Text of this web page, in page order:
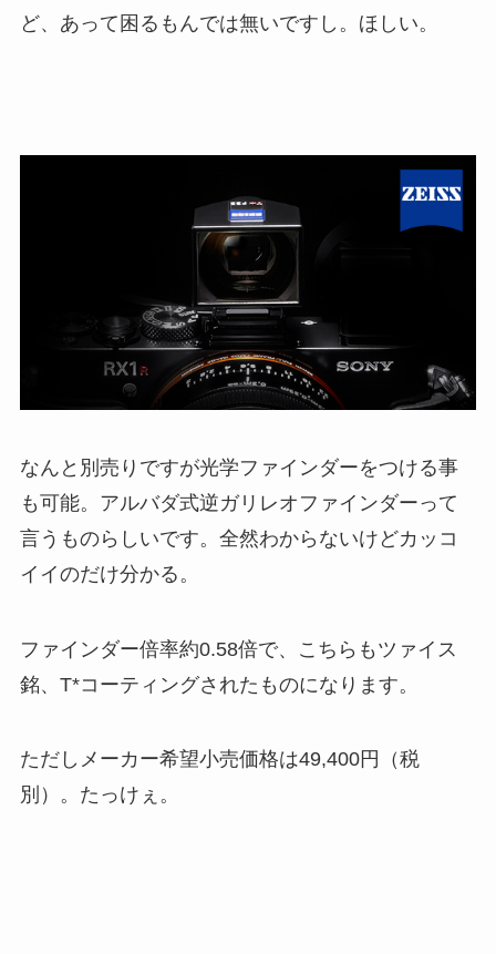
ど、あって困るもんでは無いですし。ほしい。
なんと別売りですが光学ファインダーをつける事
も可能。アルバダ式逆ガリレオファインダーって
言うものらしいです。全然わからないけどカッコ
イイのだけ分かる。
ファインダー倍率約0.58倍で、こちらもツァイス
銘、T*コーティングされたものになります。
ただしメーカー希望小売価格は49,400円（税
別）。たっけぇ。